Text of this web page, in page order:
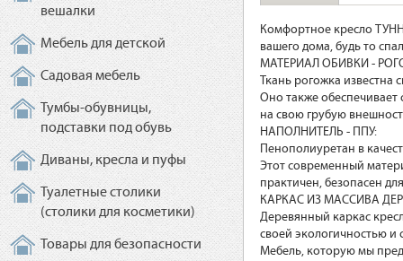
вешалки
Мебель для детской
Садовая мебель
Тумбы-обувницы,
подставки под обувь
Диваны, кресла и пуфы
Туалетные столики
(столики для косметики)
Товары для безопасности
Комфортное кресло
вашего дома, будь то
МАТЕРИАЛ ОБИВКИ -
Ткань рогожка
Оно также обеспечивает
на свою грубую
НАПОЛНИТЕЛЬ - ППУ:
Пенополиуретан в
Этот современный
практичен, безопасен
КАРКАС ИЗ МАССИВА
Деревянный каркас
своей экологичностью и
Мебель, которую мы